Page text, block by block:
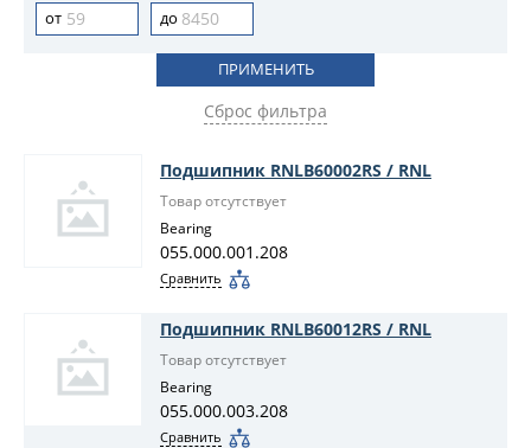
Сброс фильтра
Подшипник RNLB60002RS / RNL
Товар отсутствует
Bearing
055.000.001.208
Сравнить
Подшипник RNLB60012RS / RNL
Товар отсутствует
Bearing
055.000.003.208
Сравнить